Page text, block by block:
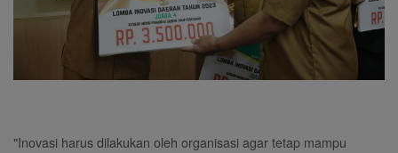
"Inovasi harus dilakukan oleh organisasi agar tetap mampu